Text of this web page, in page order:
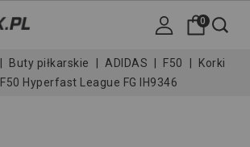
0
Buty piłkarskie ADIDAS F50
Korki
Hyperfast League FG IH9346